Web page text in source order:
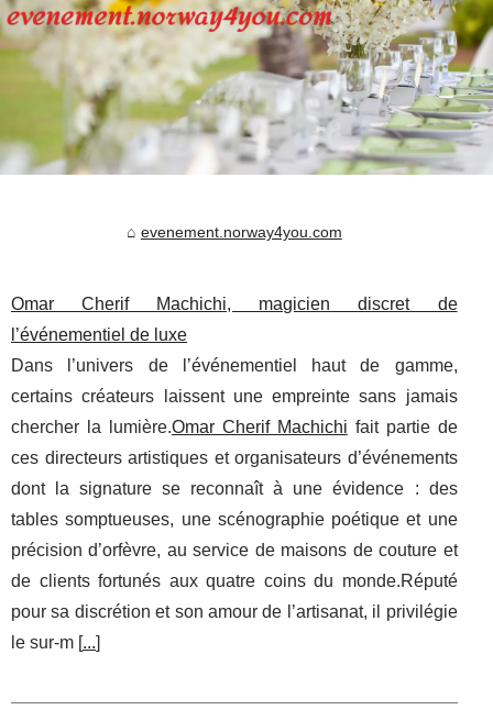
evenement.norway4you.com
Omar Cherif Machichi, magicien discret de
l’événementiel de luxe
Dans l’univers de l’événementiel haut de gamme,
certains créateurs laissent une empreinte sans jamais
chercher la lumière.Omar Cherif Machichi fait partie de
ces directeurs artistiques et organisateurs d’événements
dont la signature se reconnaît à une évidence : des
tables somptueuses, une scénographie poétique et une
précision d’orfèvre, au service de maisons de couture et
de clients fortunés aux quatre coins du monde.Réputé
pour sa discrétion et son amour de l’artisanat, il privilégie
le sur-m [...]